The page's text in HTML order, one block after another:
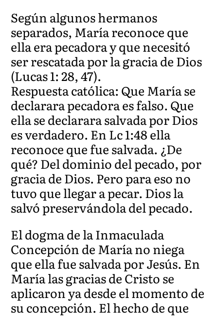
Según algunos hermanos
separados, María reconoce que
ella era pecadora y que necesitó
ser rescatada por la gracia de Dios
(Lucas 1: 28, 47).
Respuesta católica: Que María se
declarara pecadora es falso. Que
ella se declarara salvada por Dios
es verdadero. En Lc 1:48 ella
reconoce que fue salvada. ¿De
qué? Del dominio del pecado, por
gracia de Dios. Pero para eso no
tuvo que llegar a pecar. Dios la
salvó preservándola del pecado.
El dogma de la Inmaculada
Concepción de María no niega
que ella fue salvada por Jesús. En
María las gracias de Cristo se
aplicaron ya desde el momento de
su concepción. El hecho de que